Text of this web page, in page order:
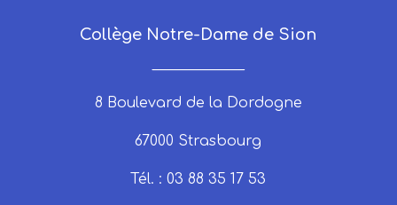
Collège Notre-Dame de Sion
8 Boulevard de la Dordogne
67000 Strasbourg
Tél. : 03 88 35 17 53